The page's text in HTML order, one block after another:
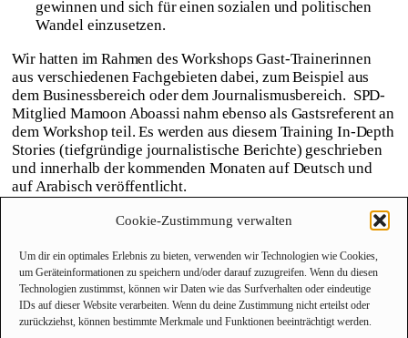
Cookie-Zustimmung verwalten
Um dir ein optimales Erlebnis zu bieten, verwenden wir Technologien wie Cookies,
um Geräteinformationen zu speichern und/oder darauf zuzugreifen. Wenn du diesen
Technologien zustimmst, können wir Daten wie das Surfverhalten oder eindeutige
IDs auf dieser Website verarbeiten. Wenn du deine Zustimmung nicht erteilst oder
zurückziehst, können bestimmte Merkmale und Funktionen beeinträchtigt werden.
gewinnen und sich für einen sozialen und politischen
Wandel einzusetzen.
Wir hatten im Rahmen des Workshops Gast-Trainerinnen
aus verschiedenen Fachgebieten dabei, zum Beispiel aus
dem Businessbereich oder dem Journalismusbereich. SPD-
Mitglied Mamoon Aboassi nahm ebenso als Gastsreferent an
dem Workshop teil. Es werden aus diesem Training In-Depth
Stories (tiefgründige journalistische Berichte) geschrieben
und innerhalb der kommenden Monaten auf Deutsch und
auf Arabisch veröffentlicht.